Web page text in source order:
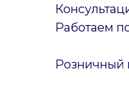
Работаем
Розничный